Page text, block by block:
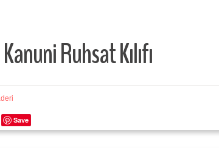
Ruhsat Kılıfı
Save